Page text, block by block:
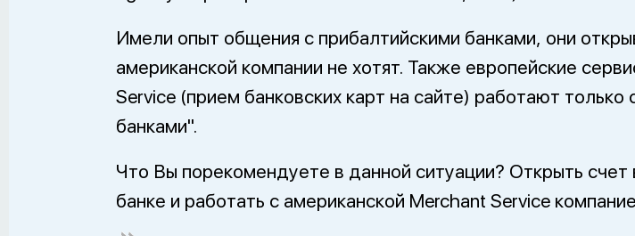
Имели опыт общения с прибалтийскими банками, они
американской компании не хотят. Также европейские
Service (прием банковских карт на сайте) работают только
банками".
Что Вы порекомендуете в данной ситуации? Открыть счет
банке и работать с американской Merchant Service